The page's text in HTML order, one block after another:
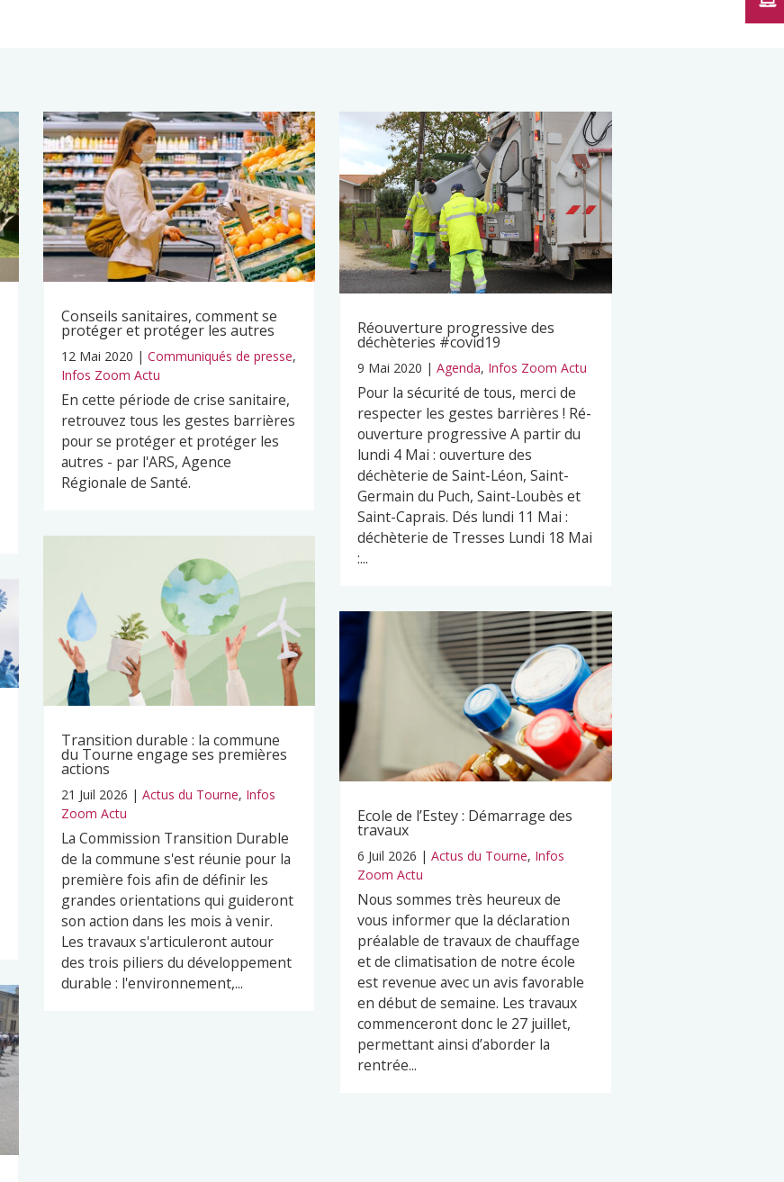
Conseils sanitaires, comment se
protéger et protéger les autres
12 Mai 2020 | Communiqués de presse,
Infos Zoom Actu
En cette période de crise sanitaire,
retrouvez tous les gestes barrières
pour se protéger et protéger les
autres - par l'ARS, Agence
Régionale de Santé.
Transition durable : la commune
du Tourne engage ses premières
actions
21 Juil 2026 | Actus du Tourne, Infos
Zoom Actu
La Commission Transition Durable
de la commune s'est réunie pour la
première fois afin de définir les
grandes orientations qui guideront
son action dans les mois à venir.
Les travaux s'articuleront autour
des trois piliers du développement
durable : l'environnement,...
Réouverture progressive des
déchèteries #covid19
9 Mai 2020 |Agenda, Infos Zoom Actu
Pour la sécurité de tous, merci de
respecter les gestes barrières ! Ré-
ouverture progressive A partir du
lundi 4 Mai : ouverture des
déchèterie de Saint-Léon, Saint-
Germain du Puch, Saint-Loubès et
Saint-Caprais. Dés lundi 11 Mai :
déchèterie de Tresses Lundi 18 Mai
:...
Ecole de l’Estey : Démarrage des
travaux
6 Juil 2026 |Actus du Tourne, Infos
Zoom Actu
Nous sommes très heureux de
vous informer que la déclaration
préalable de travaux de chauffage
et de climatisation de notre école
est revenue avec un avis favorable
en début de semaine. Les travaux
commenceront donc le 27 juillet,
permettant ainsi d’aborder la
rentrée...